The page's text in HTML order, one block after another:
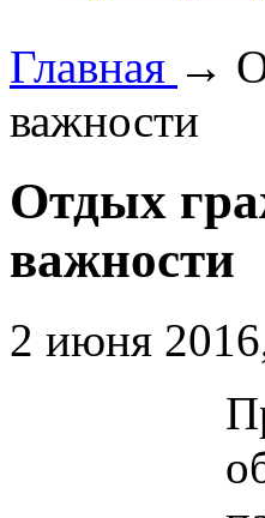
Главная →
важности
Отдых
важности
2 июня